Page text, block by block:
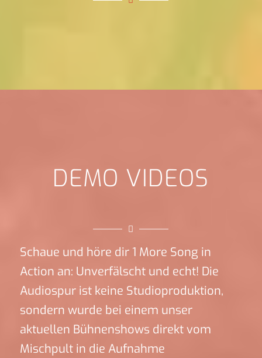
DEMO VIDEOS
Schaue und höre dir 1 More Song in
Action an: Unverfälscht und echt! Die
Audiospur ist keine Studioproduktion,
sondern wurde bei einem unser
aktuellen Bühnenshows direkt vom
Mischpult in die Aufnahme